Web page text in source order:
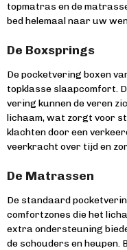
topmatras en de
bed helemaal naar uw
De Boxsprings
De pocketvering boxen
topklasse slaapcomfort.
vering kunnen de veren
lichaam, wat zorgt voor
klachten door een
veerkracht over tijd en
De Matrassen
De standaard
comfortzones die het
extra ondersteuning
de schouders en heupen.